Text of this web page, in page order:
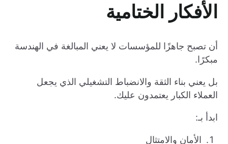
الأفكار الختامية
أن تصبح جاهزًا للمؤسسات لا يعني المبالغة في الهندسة
مبكرًا.
بل يعني بناء الثقة والانضباط التشغيلي الذي يجعل
العملاء الكبار يعتمدون عليك.
ابدأ بـ:
الأمان والامتثال